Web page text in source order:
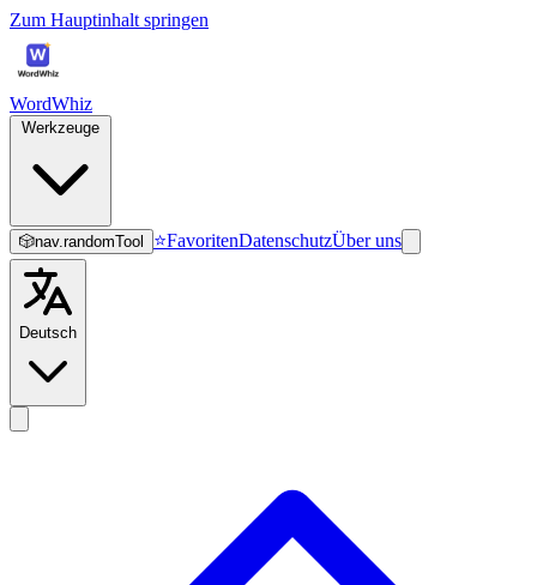
Zum Hauptinhalt springen
WordWhiz
🎲nav.randomTool ⭐FavoritenDatenschutzÜber uns
Deutsch